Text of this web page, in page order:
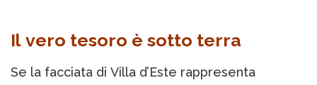
Il vero tesoro è sotto terra
Se la facciata di Villa d’Este rappresenta